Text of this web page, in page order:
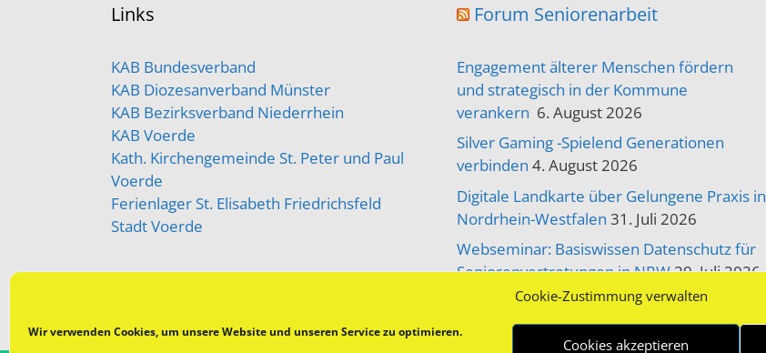
Cookie-Zustimmung verwalten
Wir verwenden Cookies, um unsere Website und unseren Service zu optimieren.
Cookies akzeptieren
Links
KAB Bundesverband
KAB Diozesanverband Münster
KAB Bezirksverband Niederrhein
KAB Voerde
Kath. Kirchengemeinde St. Peter und Paul
Voerde
Ferienlager St. Elisabeth Friedrichsfeld
Stadt Voerde
Forum Seniorenarbeit
Engagement älterer Menschen fördern
und strategisch in der Kommune
verankern 6. August 2026
Silver Gaming -Spielend Generationen
verbinden 4. August 2026
Digitale Landkarte über Gelungene Praxis in
Nordrhein-Westfalen 31. Juli 2026
Webseminar: Basiswissen Datenschutz für
Seniorenvertretungen in NRW29. Juli 2026
Engagementpreis 80plus 202628. Juli 2026